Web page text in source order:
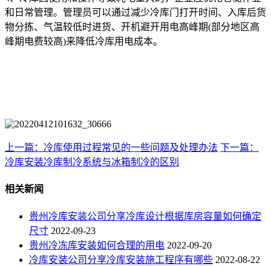
和日常管理。管理员可以通过减少冷库门打开时间、入库后货
物分拣、气温较低时进货、开机避开用电高峰期(部分地区高
峰期电费较高)来降低冷库用电成本。
上一篇：冷库使用过程常见的一些问题及处理办法 下一篇：
冷库安装冷库制冷系统与冰箱制冷的区别
相关新闻
贵州冷库安装公司分享冷库设计根据库房容量如何确定
尺寸 2022-09-23
贵州冷冻库安装如何合理的用电 2022-09-20
冷库安装公司分享冷库安装施工程序有哪些 2022-08-22